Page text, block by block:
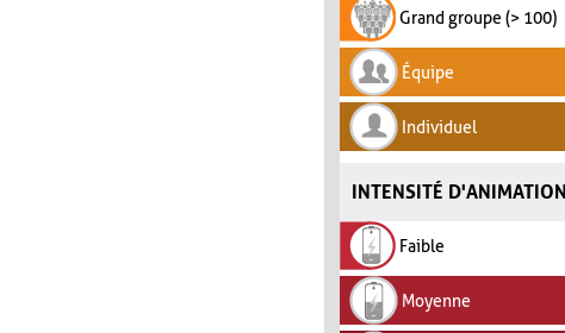
Grand groupe (> 100)
Équipe
Individuel
INTENSITÉ D'ANIMATION
Faible
Moyenne